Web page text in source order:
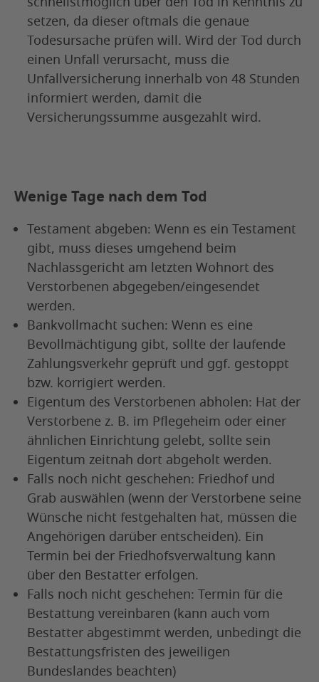
setzen, da dieser oftmals die genaue
Todesursache prüfen will. Wird der Tod durch
einen Unfall verursacht, muss die
Unfallversicherung innerhalb von 48 Stunden
informiert werden, damit die
Versicherungssumme ausgezahlt wird.
Wenige Tage nach dem Tod
Testament abgeben: Wenn es ein Testament
gibt, muss dieses umgehend beim
Nachlassgericht am letzten Wohnort des
Verstorbenen abgegeben/eingesendet
werden.
Bankvollmacht suchen: Wenn es eine
Bevollmächtigung gibt, sollte der laufende
Zahlungsverkehr geprüft und ggf. gestoppt
bzw. korrigiert werden.
Eigentum des Verstorbenen abholen: Hat der
Verstorbene z. B. im Pflegeheim oder einer
ähnlichen Einrichtung gelebt, sollte sein
Eigentum zeitnah dort abgeholt werden.
Falls noch nicht geschehen: Friedhof und
Grab auswählen (wenn der Verstorbene seine
Wünsche nicht festgehalten hat, müssen die
Angehörigen darüber entscheiden). Ein
Termin bei der Friedhofsverwaltung kann
über den Bestatter erfolgen.
Falls noch nicht geschehen: Termin für die
Bestattung vereinbaren (kann auch vom
Bestatter abgestimmt werden, unbedingt die
Bestattungsfristen des jeweiligen
Bundeslandes beachten)